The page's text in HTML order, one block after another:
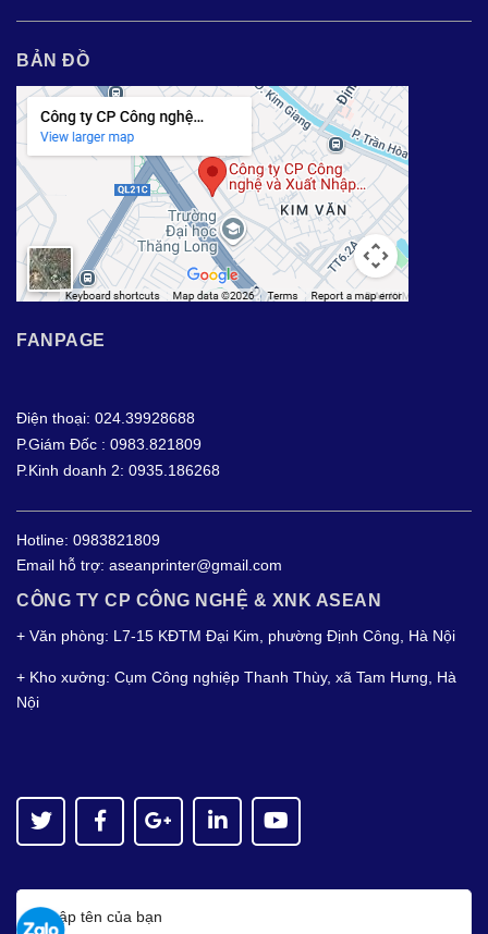
BẢN ĐỒ
FANPAGE
Điện thoại: 024.39928688
P.Giám Đốc : 0983.821809
P.Kinh doanh 2: 0935.186268
Hotline: 0983821809
Email hỗ trợ: aseanprinter@gmail.com
CÔNG TY CP CÔNG NGHỆ & XNK ASEAN
+ Văn phòng: L7-15 KĐTM Đại Kim, phường Định Công, Hà Nội
+ Kho xưởng: Cụm Công nghiệp Thanh Thùy, xã Tam Hưng, Hà
Nội